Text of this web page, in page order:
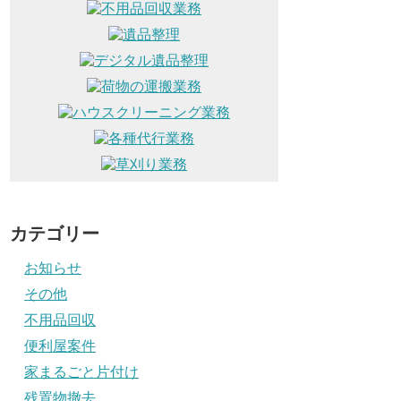
カテゴリー
お知らせ
その他
不用品回収
便利屋案件
家まるごと片付け